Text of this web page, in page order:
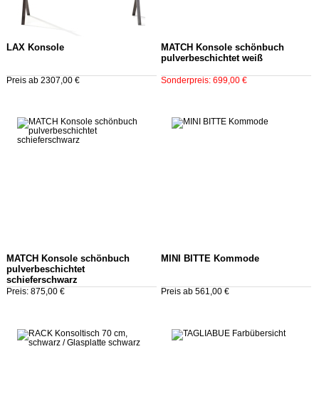
LAX Konsole
Preis ab 2307,00 €
MATCH Konsole schönbuch
pulverbeschichtet weiß
Sonderpreis: 699,00 €
MATCH Konsole schönbuch
pulverbeschichtet
schieferschwarz
Preis: 875,00 €
MINI BITTE Kommode
Preis ab 561,00 €